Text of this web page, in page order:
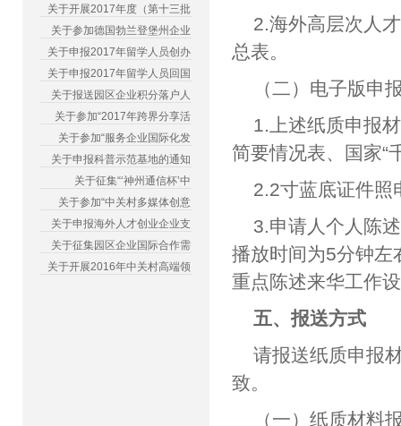
关于开展2017年度（第十三批
关于参加德国勃兰登堡州企业
关于申报2017年留学人员创办
关于申报2017年留学人员回国
关于报送园区企业积分落户人
关于参加“2017年跨界分享活
关于参加“服务企业国际化发
关于申报科普示范基地的通知
关于征集“‘神州通信杯’中
关于参加“中关村多媒体创意
关于申报海外人才创业企业支
关于征集园区企业国际合作需
关于开展2016年中关村高端领
2.海外高层次人
总表。
（二）电子版申
1.上述纸质申报
简要情况表、国家“
2.2寸蓝底证件照
3.申请人个人陈
播放时间为5分钟左
重点陈述来华工作
五、报送方式
请报送纸质申报
致。
（一）纸质材料